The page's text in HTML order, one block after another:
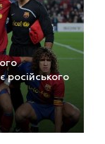
російського